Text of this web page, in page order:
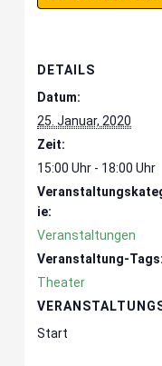
DETAILS
Datum:
25. Januar, 2020
Zeit:
15:00 Uhr - 18:00 Uhr
ie:
Veranstaltungen
Veranstaltung-Tags:
Theater
Start